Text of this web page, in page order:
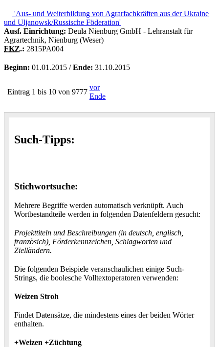
'Aus- und Weiterbildung von Agrarfachkräften aus der Ukraine
und Uljanowsk/Russische Föderation'
Ausf. Einrichtung: Deula Nienburg GmbH - Lehranstalt für
Agrartechnik, Nienburg (Weser)
FKZ.: 2815PA004
Beginn: 01.01.2015 /Ende: 31.10.2015
Eintrag 1 bis 10 von 9777
vor
Ende
Such-Tipps:
Stichwortsuche:
Mehrere Begriffe werden automatisch verknüpft. Auch
Wortbestandteile werden in folgenden Datenfeldern gesucht:
Projekttiteln und Beschreibungen (in deutsch, englisch,
französich), Förderkennzeichen, Schlagworten und
Zielländern.
Die folgenden Beispiele veranschaulichen einige Such-
Strings, die boolesche Volltextoperatoren verwenden:
Weizen Stroh
Findet Datensätze, die mindestens eines der beiden Wörter
enthalten.
+Weizen +Züchtung